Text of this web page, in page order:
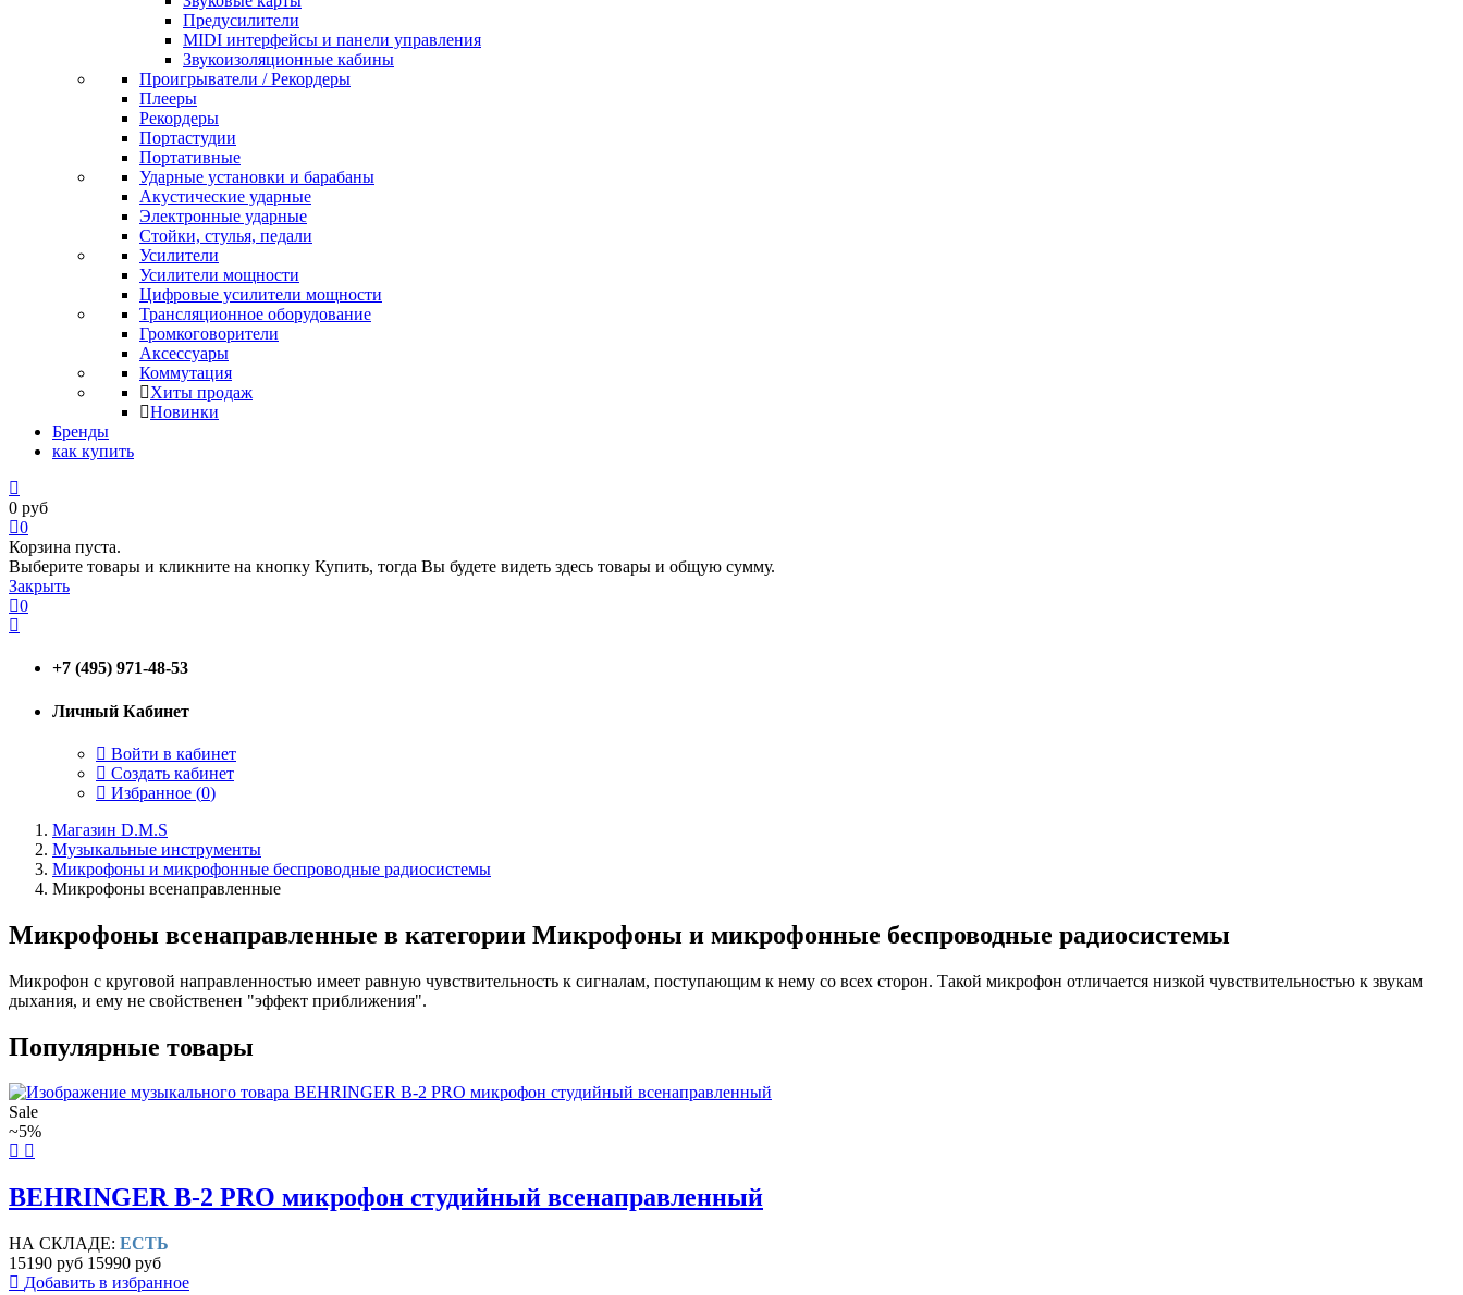
Предусилители
MIDI интерфейсы и панели управления
Звукоизоляционные кабины
Проигрыватели / Рекордеры
Плееры
Рекордеры
Портастудии
Портативные
Ударные установки и барабаны
Акустические ударные
Электронные ударные
Стойки, стулья, педали
Усилители
Усилители мощности
Цифровые усилители мощности
Трансляционное оборудование
Громкоговорители
Аксессуары
Коммутация
Хиты продаж
Новинки
Бренды
как купить
0 руб
0
Корзина пуста.
Выберите товары и кликните на кнопку Купить, тогда Вы будете видеть здесь товары и общую сумму.
Закрыть
0
+7 (495) 971-48-53
Личный Кабинет
Войти в кабинет
Создать кабинет
Избранное (0)
Магазин D.M.S
Музыкальные инструменты
Микрофоны и микрофонные беспроводные радиосистемы
Микрофоны всенаправленные
Микрофоны всенаправленные в категории Микрофоны и микрофонные беспроводные радиосистемы
Микрофон с круговой направленностью имеет равную чувствительность к сигналам, поступающим к нему со всех сторон. Такой микрофон отличается низкой чувствительностью к звукам
дыхания, и ему не свойственен "эффект приближения".
Популярные товары
Sale
~5%
BEHRINGER B-2 PRO микрофон студийный всенаправленный
НА СКЛАДЕ: ЕСТЬ
15190 руб 15990 руб
Добавить в избранное